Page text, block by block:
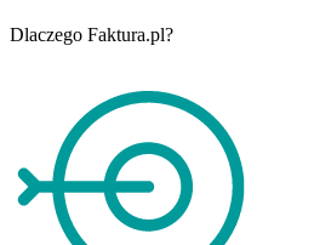
Dlaczego Faktura.pl?